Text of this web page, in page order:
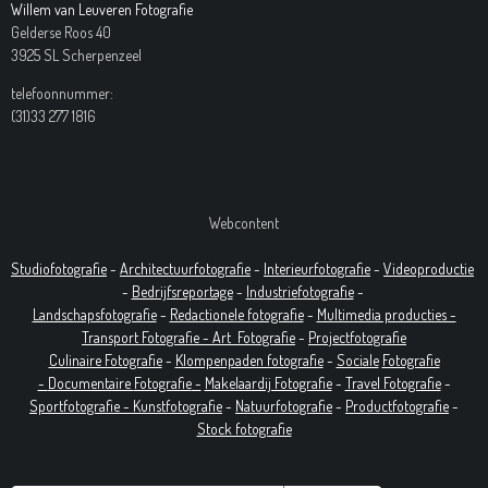
Willem van Leuveren Fotografie
Gelderse Roos 40
3925 SL Scherpenzeel
telefoonnummer:
(31)33 277 1816
Webcontent
Studiofotografie- Architectuurfotografie- Interieurfotografie- Videoproductie
- Bedrijfsreportage- Industriefotografie-
Landschapsfotografie- Redactionele fotografie- Multimedia producties -
Transport Fotografie - Art Fotografie- Projectfotografie
Culinaire Fotografie- Klompenpaden fotografie- Sociale Fotografie
- Documentaire Fotografie- Makelaardij Fotografie- Travel Fotografie-
Sportfotografie - Kunstfotografie- Natuurfotografie- Productfotografie-
Stock fotografie